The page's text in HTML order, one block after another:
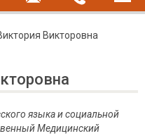
Викторовна
языка и социальной
Медицинский